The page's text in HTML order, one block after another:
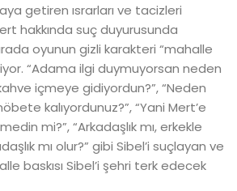
getiren ısrarları ve tacizleri
hakkında suç duyurusunda
oyunun gizli karakteri “mahalle
“Adama ilgi duymuyorsan neden
içmeye gidiyordun?”, “Neden
kalıyordunuz?”, “Yani Mert’e
mi?”, “Arkadaşlık mı, erkekle
mı olur?” gibi Sibel’i suçlayan ve
baskısı Sibel’i şehri terk edecek